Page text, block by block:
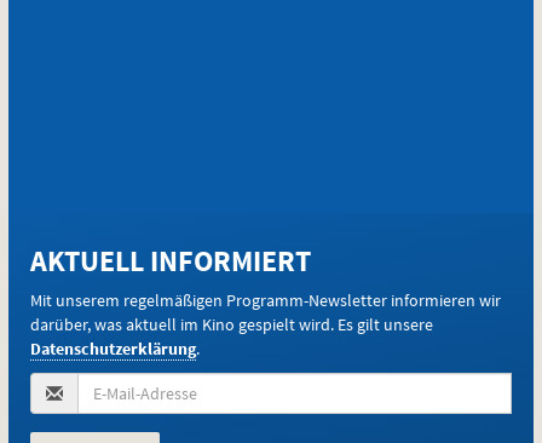
AKTUELL INFORMIERT
Mit unserem regelmäßigen Programm-Newsletter informieren wir
darüber, was aktuell im Kino gespielt wird. Es gilt unsere
Datenschutzerklärung.
Mail-
Adresse
(Pflichtfeld):